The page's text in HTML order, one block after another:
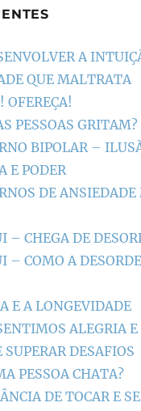
A
QUE MALTRATA
OFEREÇA!
PESSOAS GRITAM?
BIPOLAR –
E PODER
DE ANSIEDADE
– CHEGA DE
– COMO A
E A LONGEVIDADE
ALEGRIA
SUPERAR DESAFIOS
PESSOA CHATA?
DE TOCAR E